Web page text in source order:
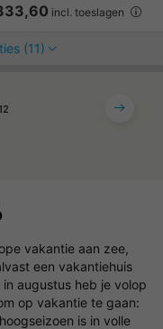
incl. toeslagen
(11)
vakantie aan zee,
een vakantiehuis
augustus heb je volop
op vakantie te gaan:
is in volle